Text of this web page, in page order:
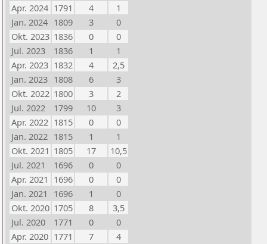
Apr. 2024 1791 4
1
Jan. 2024 1809 3
0
Okt. 2023 1836 0
0
Jul. 2023
1836 1
1
Apr. 2023 1832 4
2,5
Jan. 2023 1808 6
3
Okt. 2022 1800 3
2
Jul. 2022
1799 10
3
Apr. 2022 1815 0
0
Jan. 2022 1815 1
1
Okt. 2021 1805 17
10,5
Jul. 2021
1696 0
0
Apr. 2021 1696 0
0
Jan. 2021
1696 1
0
Okt. 2020 1705 8
3,5
Jul. 2020
1771 0
0
Apr. 2020 1771 7
4